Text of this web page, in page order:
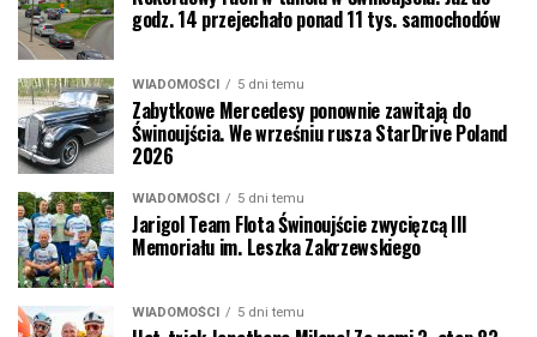
godz. 14 przejechało ponad 11 tys. samochodów
WIADOMOŚCI 5 dni temu
Zabytkowe Mercedesy ponownie zawitają do
Świnoujścia. We wrześniu rusza StarDrive Poland
2026
WIADOMOŚCI 5 dni temu
Jarigol Team Flota Świnoujście zwycięzcą III
Memoriału im. Leszka Zakrzewskiego
WIADOMOŚCI 5 dni temu